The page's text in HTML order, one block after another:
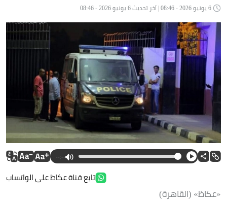
--:--
تابع قناة عكاظ على الواتساب
«عكاظ» (القاهرة)